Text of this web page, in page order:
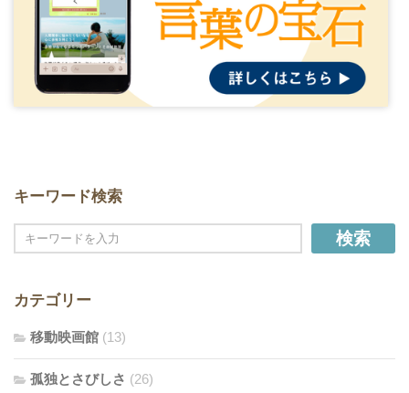
キーワード検索
検索
カテゴリー
移動映画館 (13)
孤独とさびしさ (26)